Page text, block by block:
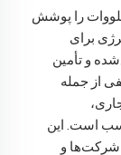
بادی دامنه‌ی کامل توان ۱ تا ۲۶۰۰۰ کیلووات را پوشش
برای
و تأمین
از جمله
است. این
شرکت‌ها و